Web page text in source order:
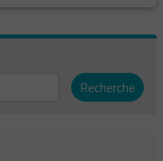
Recherche